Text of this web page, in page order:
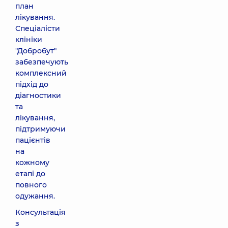
план
лікування.
Спеціалісти
клініки
"Добробут"
забезпечують
комплексний
підхід до
діагностики
та
лікування,
підтримуючи
пацієнтів
на
кожному
етапі до
повного
одужання.
Консультація
з